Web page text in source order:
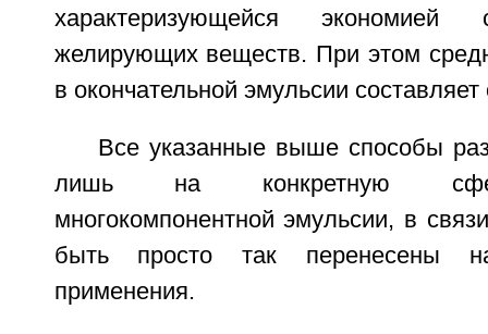
характеризующейся экономией
желирующих веществ. При этом
в окончательной эмульсии
Все указанные выше способы
лишь на конкретную
многокомпонентной эмульсии, в
быть просто так перенесены
применения.